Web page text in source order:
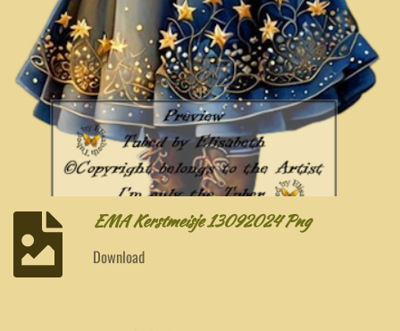
EMA Kerstmeisje 13092024 Png
Download